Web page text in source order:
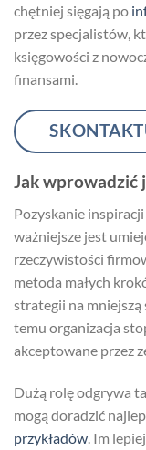
chętniej sięgają po
przez specjalistów,
księgowości z
finansami.
Jak wprowadzić
Pozyskanie
ważniejsze jest
rzeczywistości
metoda małych
strategii na mniejszą
temu organizacja
akceptowane przez
Dużą rolę odgrywa
mogą doradzić
przykładów . Im